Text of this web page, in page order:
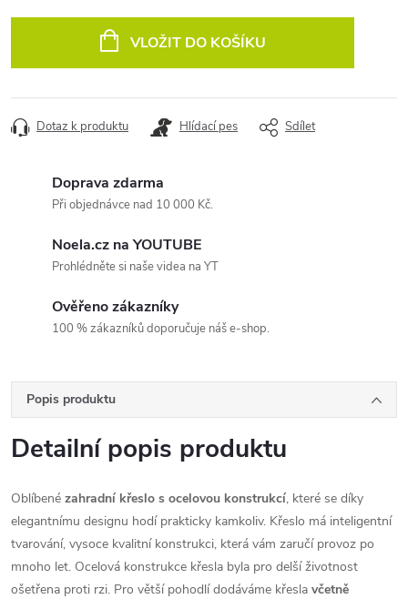
VLOŽIT DO KOŠÍKU
Dotaz k produktu Hlídací pes Sdílet
Doprava zdarma
Při objednávce nad 10 000 Kč.
Noela.cz na YOUTUBE
Prohlédněte si naše videa na YT
Ověřeno zákazníky
100 % zákazníků doporučuje náš e-shop.
Popis produktu
Detailní popis produktu
Oblíbené zahradní křeslo s ocelovou konstrukcí, které se díky
elegantnímu designu hodí prakticky kamkoliv. Křeslo má inteligentní
tvarování, vysoce kvalitní konstrukci, která vám zaručí provoz po
mnoho let. Ocelová konstrukce křesla byla pro delší životnost
ošetřena proti rzi. Pro větší pohodlí dodáváme křesla včetně